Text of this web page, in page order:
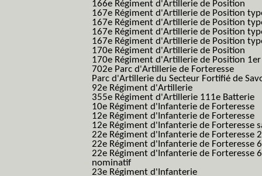
166e Régiment d'Artillerie de Position
167e Régiment d'Artillerie de Position
167e Régiment d'Artillerie de Position
167e Régiment d'Artillerie de Position
167e Régiment d'Artillerie de Position
170e Régiment d'Artillerie de Position
170e Régiment d'Artillerie de Position
702e Parc d'Artillerie de Forteresse
Parc d'Artillerie du Secteur Fortifié de
92e Régiment d'Artillerie
355e Régiment d'Artillerie 111e Batterie
10e Régiment d'Infanterie de Forteresse
12e Régiment d'Infanterie de Forteresse
12e Régiment d'Infanterie de Forteresse
22e Régiment d'Infanterie de Forteresse
22e Régiment d'Infanterie de Forteresse
22e Régiment d'Infanterie de Forteresse
nominatif
23e Régiment d'Infanterie